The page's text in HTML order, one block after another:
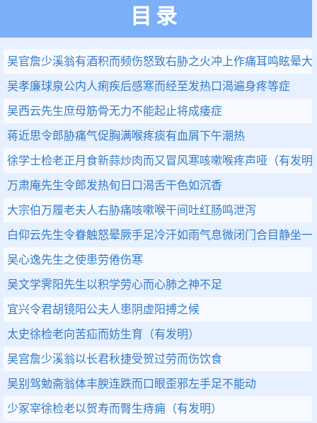
目录
吴官詹少溪翁有酒积而频伤怒致右胁之火冲上作痛耳鸣眩晕大
吴孝廉球泉公内人痢疾后感寒而经至发热口渴遍身疼等症
吴西云先生庶母筋骨无力不能起止将成痿症
蒋近思令郎胁痛气促胸满喉疼痰有血屑下午潮热
徐学士检老正月食新蒜炒肉而又冒风寒咳嗽喉疼声哑（有发明
万肃庵先生令郎发热旬日口渴舌干色如沉香
大宗伯万履老夫人右胁痛咳嗽喉干间吐红肠鸣泄泻
白仰云先生令眷触怒晕厥手足冷汗如雨气息微闭门合目静坐一
吴心逸先生之使患劳倦伤寒
吴文学霁阳先生以积学劳心而心肺之神不足
宜兴令君胡镜阳公夫人患阴虚阳搏之候
太史徐检老向苦疝而妨生育（有发明）
吴宫詹少溪翁以长君秋捷受贺过劳而伤饮食
吴别驾勉斋翁体丰腴连跌而口眼歪邪左手足不能动
少冢宰徐检老以贺寿而臀生痔痈（有发明）